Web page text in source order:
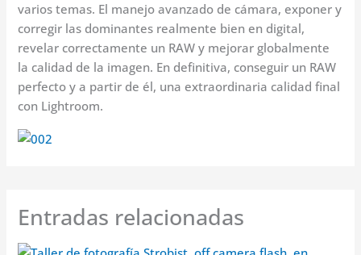
varios temas. El manejo avanzado de cámara, exponer y
corregir las dominantes realmente bien en digital,
revelar correctamente un RAW y mejorar globalmente
la calidad de la imagen. En definitiva, conseguir un RAW
perfecto y a partir de él, una extraordinaria calidad final
con Lightroom.
Entradas relacionadas